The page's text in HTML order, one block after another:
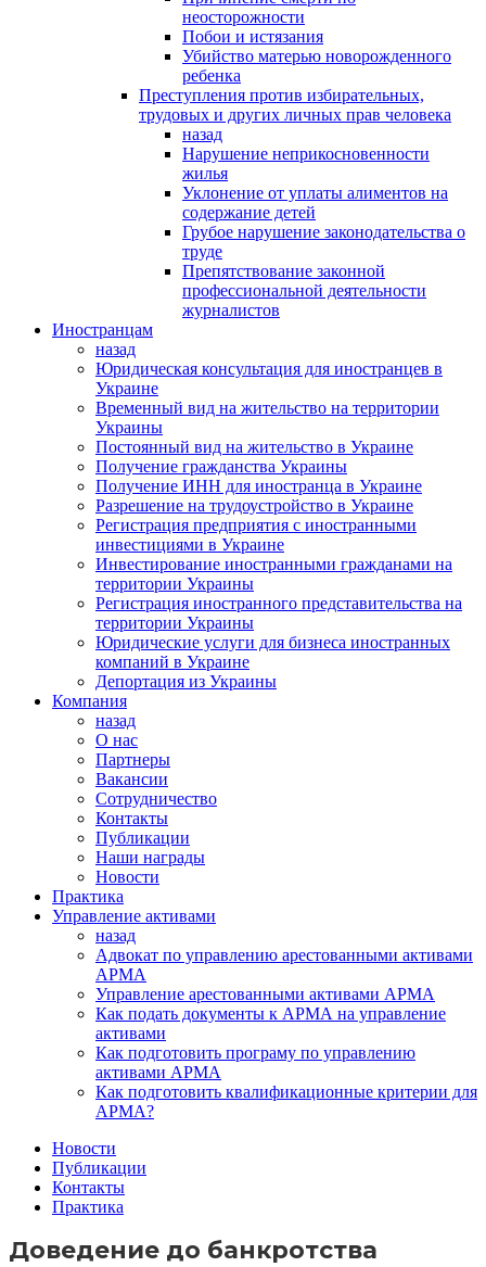
неосторожности
Побои и истязания
Убийство матерью новорожденного
ребенка
Преступления против избирательных,
трудовых и других личных прав человека
назад
Нарушение неприкосновенности
жилья
Уклонение от уплаты алиментов на
содержание детей
Грубое нарушение законодательства о
труде
Препятствование законной
профессиональной деятельности
журналистов
Иностранцам
назад
Юридическая консультация для иностранцев в
Украине
Временный вид на жительство на территории
Украины
Постоянный вид на жительство в Украине
Получение гражданства Украины
Получение ИНН для иностранца в Украине
Разрешение на трудоустройство в Украине
Регистрация предприятия с иностранными
инвестициями в Украине
Инвестирование иностранными гражданами на
территории Украины
Регистрация иностранного представительства на
территории Украины
Юридические услуги для бизнеса иностранных
компаний в Украине
Депортация из Украины
Компания
назад
О нас
Партнеры
Вакансии
Сотрудничество
Контакты
Публикации
Наши награды
Новости
Практика
Управление активами
назад
Адвокат по управлению арестованными активами
АРМА
Управление арестованными активами АРМА
Как подать документы к АРМА на управление
активами
Как подготовить програму по управлению
активами АРМА
Как подготовить квалификационные критерии для
АРМА?
Новости
Публикации
Контакты
Практика
Доведение до банкротства